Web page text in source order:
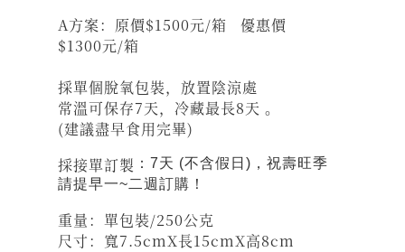
A方案：原價$1500元/箱 優惠價
$1300元/箱
採單個脫氧包裝，放置陰涼處
常溫可保存7天，冷藏最長8天 。
(建議盡早食用完畢)
採接單訂製 ：7天 (不含假日)，祝壽旺季
請提早一~二週訂購！
重量：單包裝/250公克
尺寸：寬7.5cmX長15cmX高8cm